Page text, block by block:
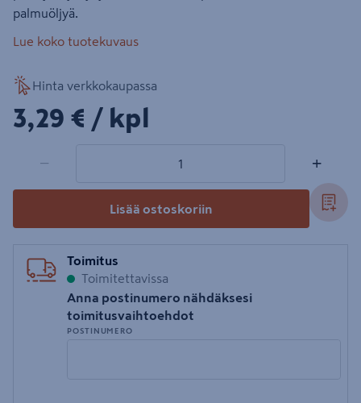
palmuöljyä.
Lue koko tuotekuvaus
Hinta verkkokaupassa
3,29€/kpl
3,29 € / kpl
− +
Lisää ostoskoriin
Toimitus
Toimitettavissa
Anna postinumero nähdäksesi
toimitusvaihtoehdot
POSTINUMERO